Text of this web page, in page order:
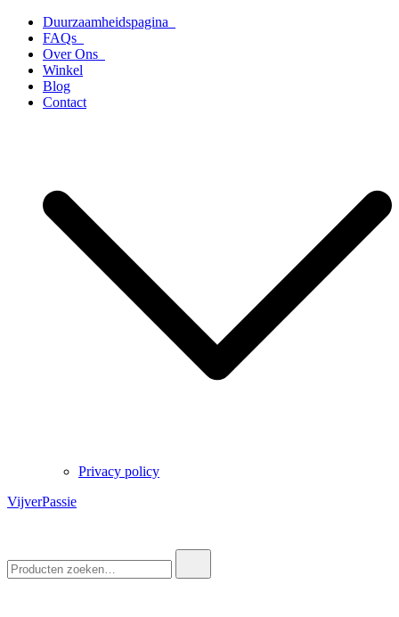
naar
inhoud
Duurzaamheidspagina
FAQs
Over Ons
Winkel
Blog
Contact
Privacy policy
VijverPassie
naar: